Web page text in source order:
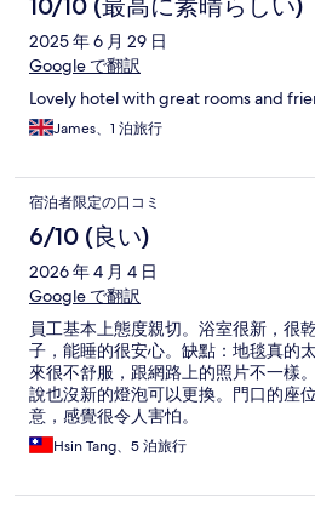
10/10 (最高に素晴らしい)
2025 年 6 月 29 日
Google で翻訳
Lovely hotel with great rooms and
James、1 泊旅行
宿泊者限定の口コミ
6/10 (良い)
2026 年 4 月 4 日
Google で翻訳
員工基本上態度親切。浴室很新，很
子，能睡的很安心。缺點：地毯真的
來很不舒服，跟網路上的照片不一樣
說也沒新的燈泡可以更換。門口的座
意，感覺很令人害怕。
Hsin Tang、5 泊旅行